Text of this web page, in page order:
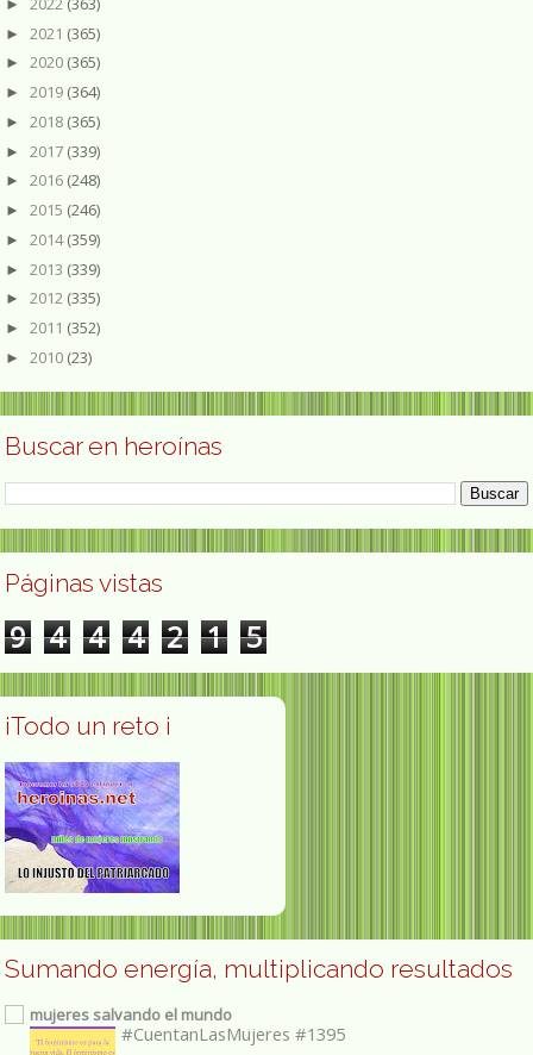
►
► 2021 (365)
► 2020 (365)
► 2019 (364)
► 2018 (365)
► 2017 (339)
► 2016 (248)
► 2015 (246)
► 2014(359)
► 2013 (339)
► 2012 (335)
► 2011 (352)
► 2010 (23)
Buscar en heroínas
Páginas vistas
9 4 4 4 2 1 5
¡Todo un reto ¡
Sumando energía, multiplicando resultados
mujeres salvando el mundo
#CuentanLasMujeres #1395